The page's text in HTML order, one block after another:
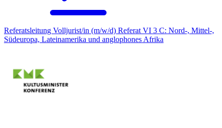
Referatsleitung Volljurist/in (m/w/d) Referat VI 3 C: Nord-, Mittel-,
Südeuropa, Lateinamerika und anglophones Afrika